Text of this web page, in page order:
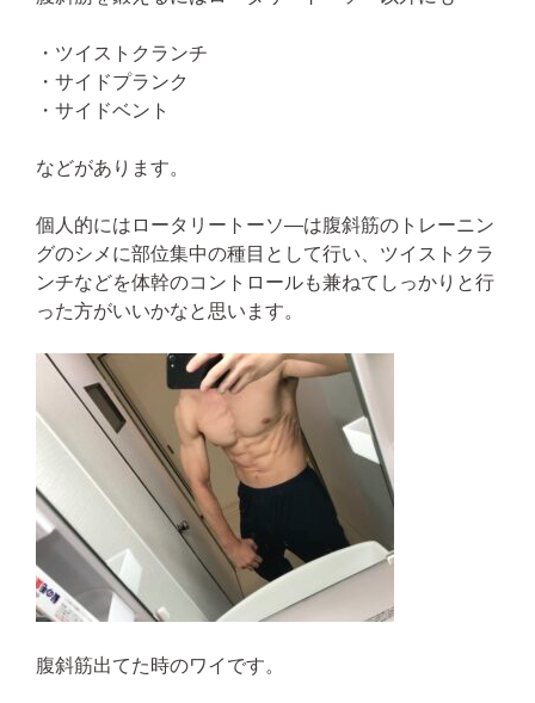
・ツイストクランチ
・サイドプランク
・サイドベント
などがあります。
個人的にはロータリートーソ―は腹斜筋のトレーニン
グのシメに部位集中の種目として行い、ツイストクラ
ンチなどを体幹のコントロールも兼ねてしっかりと行
った方がいいかなと思います。
腹斜筋出てた時のワイです。